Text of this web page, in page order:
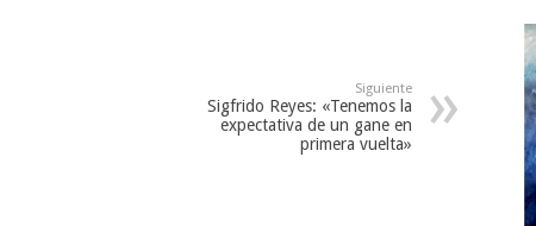
Siguiente
Sigfrido Reyes: «Tenemos la
expectativa de un gane en
primera vuelta»